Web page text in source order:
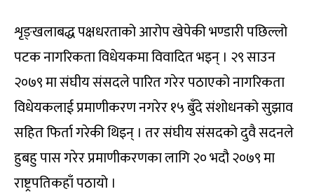
शृङ्खलाबद्ध पक्षधरताको आरोप खेपेकी भण्डारी पछिल्लो
पटक नागरिकता विधेयकमा विवादित भइन् । २९ साउन
२०७९ मा संघीय संसदले पारित गरेर पठाएको नागरिकता
विधेयकलाई प्रमाणीकरण नगरेर १५ बुँदे संशोधनको सुझाव
सहित फिर्ता गरेकी थिइन् । तर संघीय संसदको दुवै सदनले
हुबहु पास गरेर प्रमाणीकरणका लागि २० भदौ २०७९ मा
राष्ट्रपतिकहाँ पठायो ।